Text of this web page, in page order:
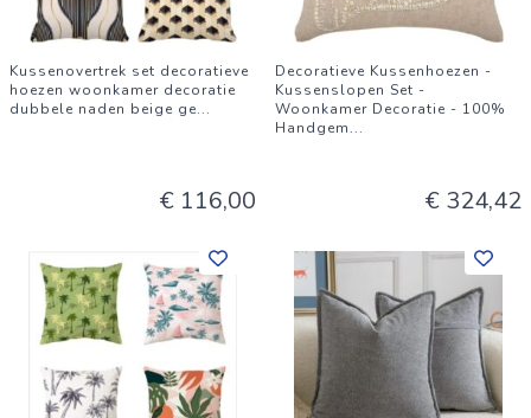
Kussenovertrek set decoratieve
hoezen woonkamer decoratie
dubbele naden beige ge...
€ 116,00
Decoratieve Kussenhoezen -
Kussenslopen Set -
Woonkamer Decoratie - 100%
Handgem...
€ 324,42